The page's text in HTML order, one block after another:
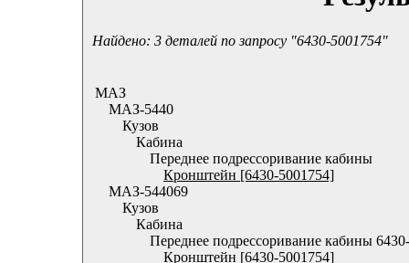
Найдено: 3 деталей по запросу "6430-5001754"
МАЗ
МАЗ-5440
Кузов
Кабина
Переднее подрессоривание кабины
Кронштейн [6430-5001754]
МАЗ-544069
Кузов
Кабина
Переднее подрессоривание кабины
Кронштейн [6430-5001754]